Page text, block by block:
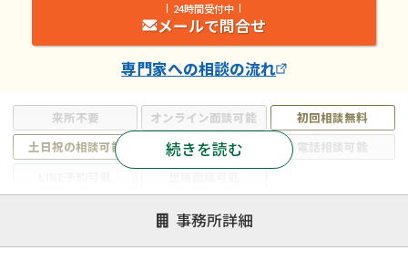
来所不要 オンライン面談可能
初回相談無料
土日祝の相談可能
19時以降電話可能
電話相談可能
遺言書作成・遺言執行
相続放棄
相続登記
続きを読む
24時間受付中
メールで問合せ
専門家への相談の流れ
事務所詳細